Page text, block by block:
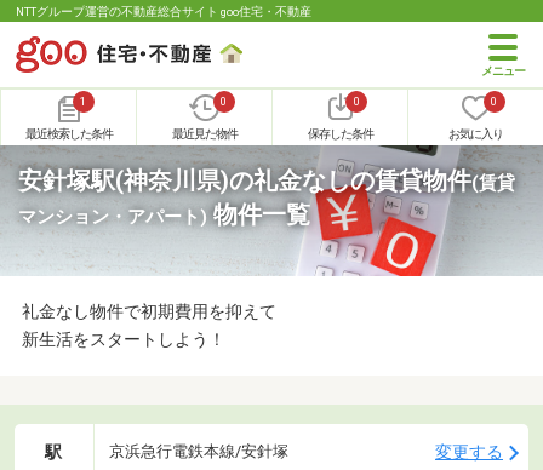
NTTグループ運営の不動産総合サイト goo住宅・不動産
1
最近検索した条件
0
最近見た物件
0
保存した条件
0
お気に入り
安針塚駅(神奈川県)の礼金なしの賃貸物件(賃貸
マンション・アパート) 物件一覧
礼金なし物件で初期費用を抑えて
新生活をスタートしよう！
駅 京浜急行電鉄本線/安針塚 変更する